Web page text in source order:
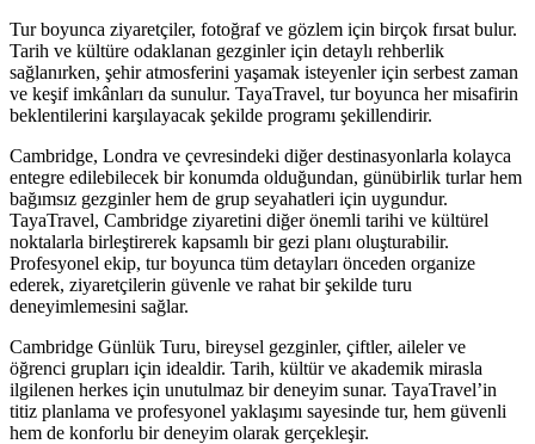
Tur boyunca ziyaretçiler, fotoğraf ve gözlem için birçok fırsat bulur.
Tarih ve kültüre odaklanan gezginler için detaylı rehberlik
sağlanırken, şehir atmosferini yaşamak isteyenler için serbest zaman
ve keşif imkânları da sunulur. TayaTravel, tur boyunca her misafirin
beklentilerini karşılayacak şekilde programı şekillendirir.
Cambridge, Londra ve çevresindeki diğer destinasyonlarla kolayca
entegre edilebilecek bir konumda olduğundan, günübirlik turlar hem
bağımsız gezginler hem de grup seyahatleri için uygundur.
TayaTravel, Cambridge ziyaretini diğer önemli tarihi ve kültürel
noktalarla birleştirerek kapsamlı bir gezi planı oluşturabilir.
Profesyonel ekip, tur boyunca tüm detayları önceden organize
ederek, ziyaretçilerin güvenle ve rahat bir şekilde turu
deneyimlemesini sağlar.
Cambridge Günlük Turu, bireysel gezginler, çiftler, aileler ve
öğrenci grupları için idealdir. Tarih, kültür ve akademik mirasla
ilgilenen herkes için unutulmaz bir deneyim sunar. TayaTravel’in
titiz planlama ve profesyonel yaklaşımı sayesinde tur, hem güvenli
hem de konforlu bir deneyim olarak gerçekleşir.